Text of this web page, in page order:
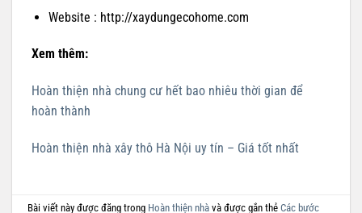
Website : http://xaydungecohome.com
Xem thêm:
Hoàn thiện nhà chung cư hết bao nhiêu thời gian để
hoàn thành
Hoàn thiện nhà xây thô Hà Nội uy tín – Giá tốt nhất
Bài viết này được đăng trong Hoàn thiện nhà và được gắn thẻCác bước